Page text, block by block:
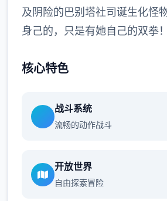
及阴险的巴别塔社司诞生化怪
身己的，只是有她自己的双拳！
核心特色
战斗系统
流畅的动作战斗
开放世界
自由探索冒险